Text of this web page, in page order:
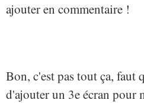
ajouter en commentaire !
Bon, c'est pas tout ça, faut
d'ajouter un 3e écran pour